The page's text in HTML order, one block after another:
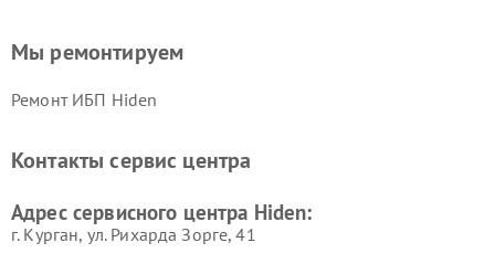
Мы ремонтируем
Ремонт ИБП Hiden
Контакты сервис центра
Адрес сервисного центра Hiden:
г. Курган, ул. Рихарда Зорге, 41